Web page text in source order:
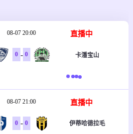
08-07 20:00 直播中
0 - 0 卡潘宝山
08-07 21:00 直播中
0 - 0 伊蒂哈德拉毛